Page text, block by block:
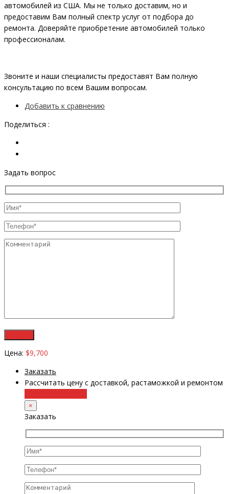
автомобилей из США. Мы не только доставим, но и
предоставим Вам полный спектр услуг от подбора до
ремонта. Доверяйте приобретение автомобилей только
профессионалам.
Звоните и наши специалисты предоставят Вам полную
консультацию по всем Вашим вопросам.
Добавить к сравнению
Поделиться :
Задать вопрос
Цена: $9,700
Заказать
Рассчитать цену с доставкой, растаможкой и ремонтом
×
Заказать